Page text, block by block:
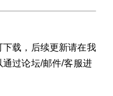
载，后续更新请在我
过论坛/邮件/客服进